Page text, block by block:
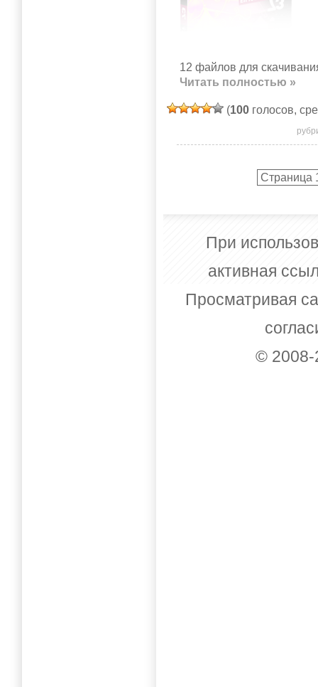
12 файлов для
Читать полностью »
(100 голосов,
Страница
При
активная
Просматривая
©